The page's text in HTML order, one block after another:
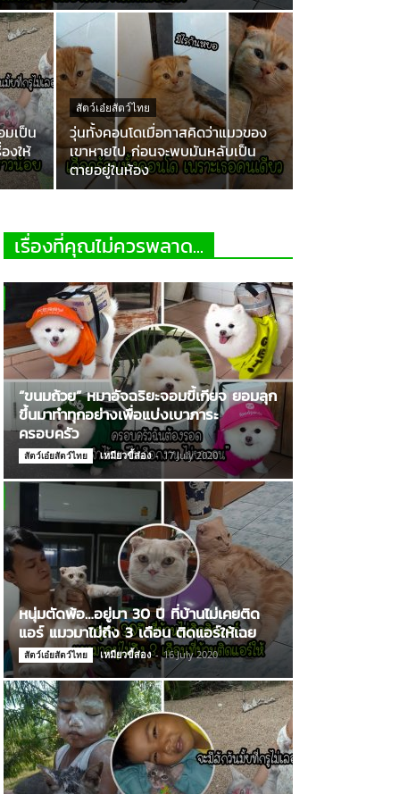
มเป็น
งให้
สัตว์เอ๋ยสัตว์ไทย
วุ่นทั้งคอนโดเมื่อทาสคิดว่าแมวของ
เขาหายไป ก่อนจะพบมันหลับเป็น
ตายอยู่ในห้อง
เรื่องที่คุณไม่ควรพลาด...
“ขนมถ้วย” หมาอัจฉริยะจอมขี้เกียจ ยอมลุก
ขึ้นมาทำทุกอย่างเพื่อแบ่งเบาภาระ
ครอบครัว
สัตว์เอ๋ยสัตว์ไทย เหมียวขี้ส่อง - 17 July 2020
หนุ่มตัดพ้อ…อยู่มา 30 ปี ที่บ้านไม่เคยติด
แอร์ แมวมาไม่ถึง 3 เดือน ติดแอร์ให้เฉย
สัตว์เอ๋ยสัตว์ไทย เหมียวขี้ส่อง - 16 July 2020